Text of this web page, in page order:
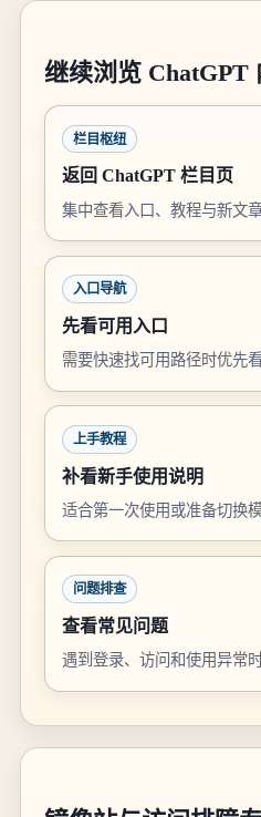
继续浏览 ChatGPT
栏目枢纽
返回 ChatGPT 栏目页
集中查看入口、教程与新文
入口导航
先看可用入口
需要快速找可用路径时优先
上手教程
补看新手使用说明
适合第一次使用或准备切换
问题排查
查看常见问题
遇到登录、访问和使用异常